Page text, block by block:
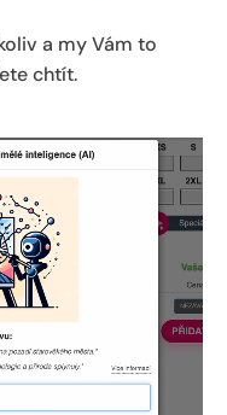
a my Vám to
chtít.